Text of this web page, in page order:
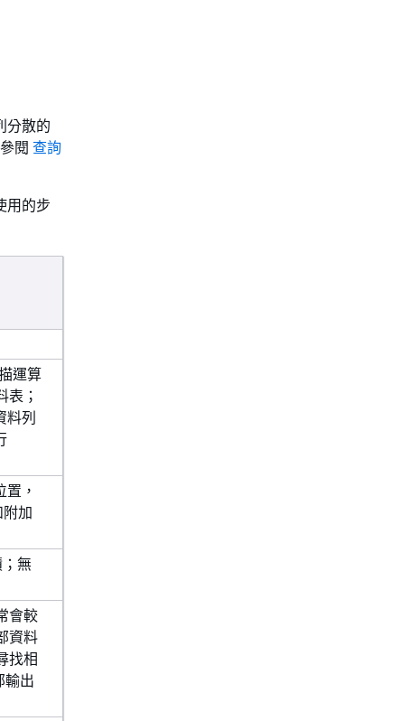
分散的
閱 查詢
用的步
運算
表；
料列
，
加
無
會較
資料
找相
輸出